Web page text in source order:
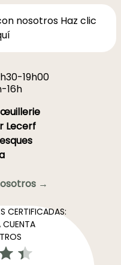
nosotros Haz clic
19h00
16h
Lecerf
→
CERTIFICADAS:
CUENTA